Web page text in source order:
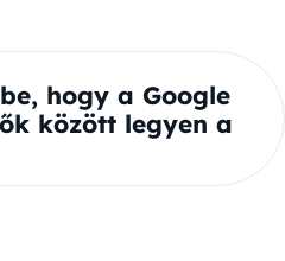
hogy a Google
között legyen a